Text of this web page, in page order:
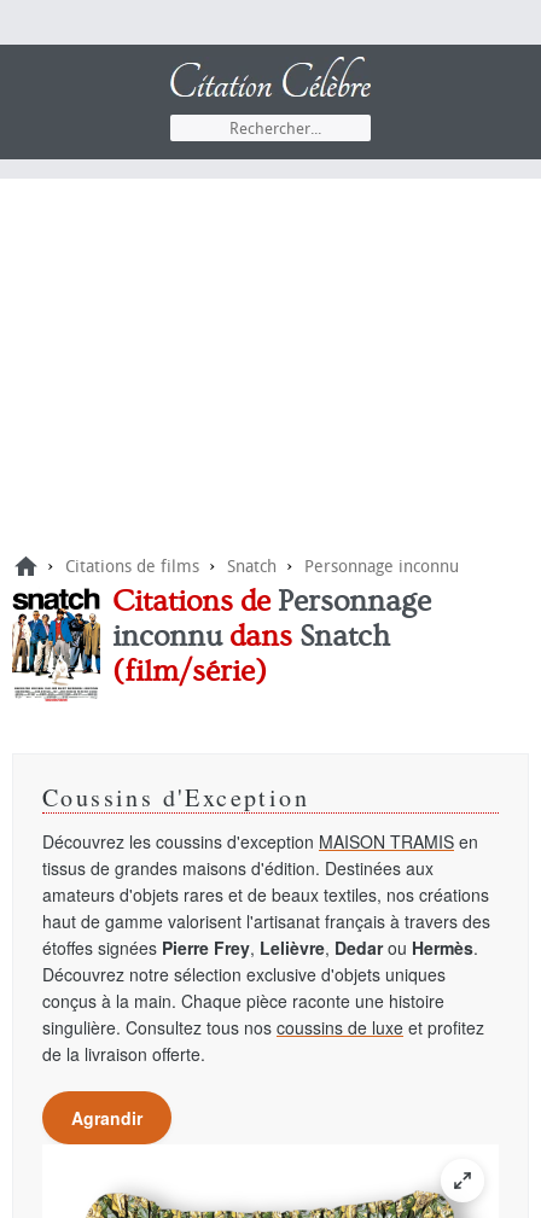
› Citations de films › Snatch › Personnage inconnu
Citations de Personnage
inconnudans Snatch
(film/série)
Coussins d'Exception
Découvrez les coussins d'exception MAISON TRAMIS en
tissus de grandes maisons d'édition. Destinées aux
amateurs d'objets rares et de beaux textiles, nos créations
haut de gamme valorisent l'artisanat français à travers des
étoffes signées Pierre Frey, Lelièvre, Dedarou Hermès.
Découvrez notre sélection exclusive d'objets uniques
conçus à la main. Chaque pièce raconte une histoire
singulière. Consultez tous nos coussins de luxe et profitez
de la livraison offerte.
Agrandir